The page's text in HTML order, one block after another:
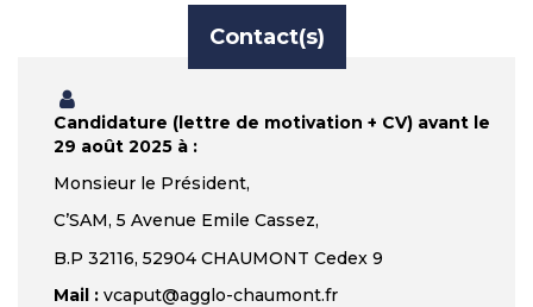
Contact(s)
Candidature (lettre de motivation + CV) avant le
29 août 2025 à :
Monsieur le Président,
C’SAM, 5 Avenue Emile Cassez,
B.P 32116, 52904 CHAUMONT Cedex 9
Mail : vcaput@agglo-chaumont.fr